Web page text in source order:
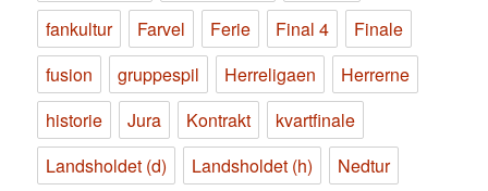
fankultur
Farvel Ferie Final 4
Finale
fusion
gruppespil Herreligaen
Herrerne
historie
Jura Kontrakt
kvartfinale
Landsholdet (d)
Landsholdet (h)
Nedtur